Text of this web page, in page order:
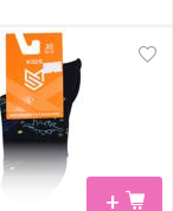
+